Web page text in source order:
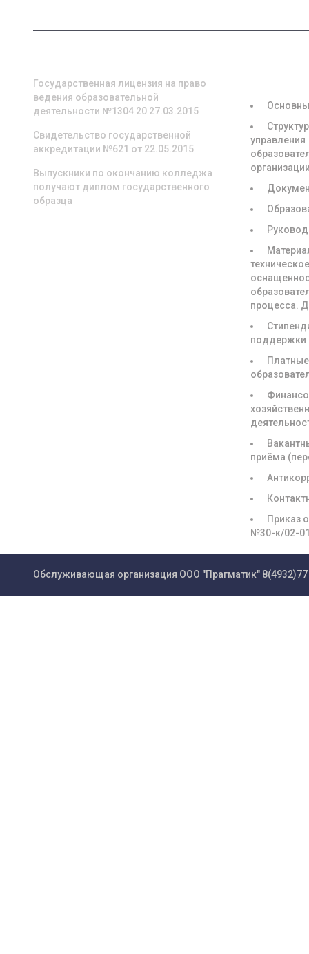
Государственная лицензия на право
ведения образовательной
деятельности №1304 20 27.03.2015
Свидетельство государственной
аккредитации №621 от 22.05.2015
Выпускники по окончанию колледжа
получают диплом государственного
образца
управления
процесса.
поддержки
Платные
приёма
Приказ
№30-к/02-
Обслуживающая организация ООО "Прагматик"8(4932)77